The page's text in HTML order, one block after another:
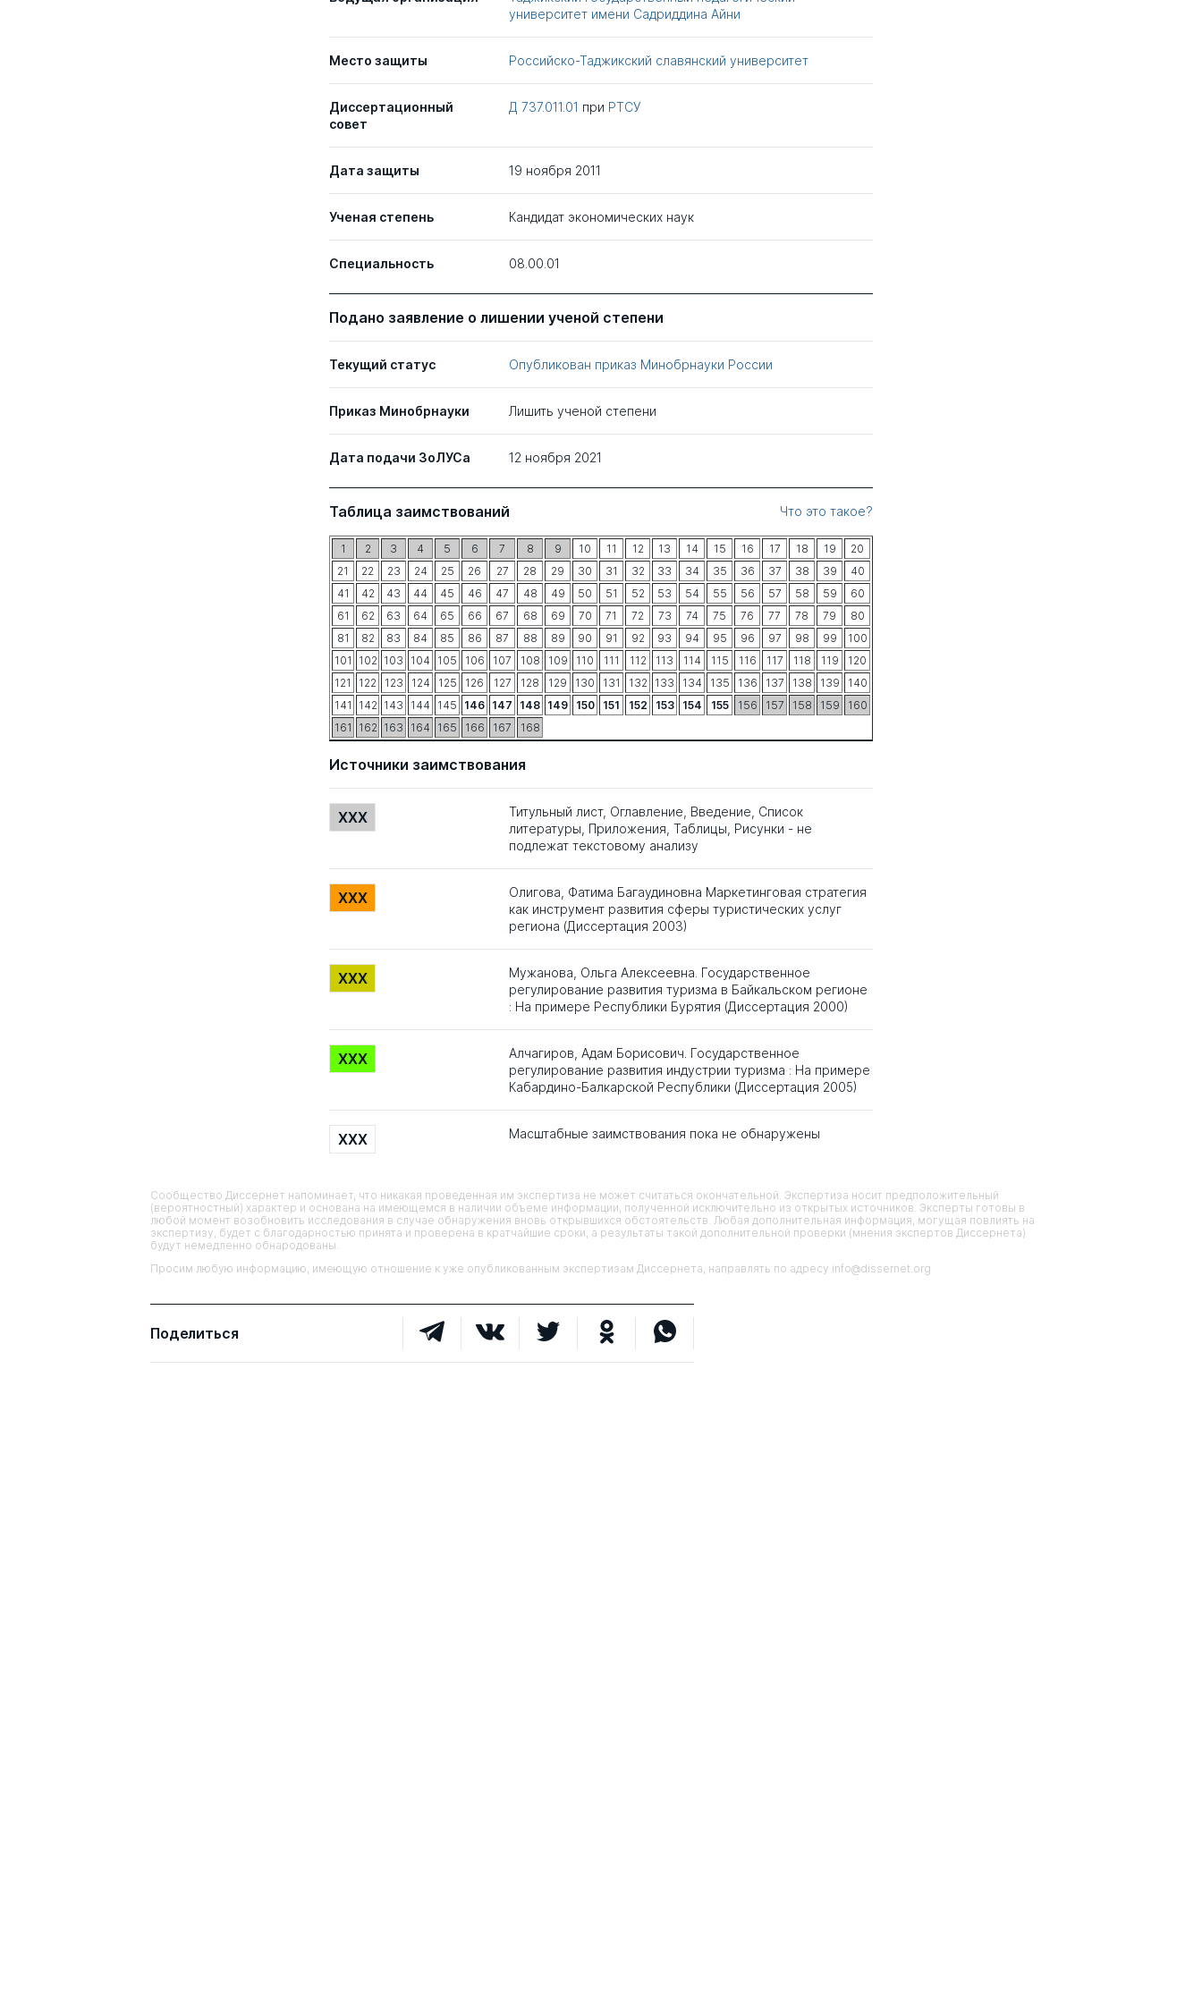
университет имени Садриддина Айни
Место защиты Российско-Таджикский славянский университет
Диссертационный
совет
Д 737.011.01 при РТСУ
Дата защиты 19 ноября 2011
Ученая степень Кандидат экономических наук
Специальность 08.00.01
Подано заявление о лишении ученой степени
Текущий статус Опубликован приказ Минобрнауки России
Приказ Минобрнауки Лишить ученой степени
Дата подачи ЗоЛУСа 12 ноября 2021
Таблица заимствований Что это такое?
1 2 3 4 5 6 7 8 9 10 11 12 13 14 15 16 17 18 19
20
21
22 23 24 25 26 27 28 29 30 31 32 33 34 35 36 37 38 39
40
41
42 43 44 45 46 47 48 49 50 51 52 53 54 55 56 57 58 59
60
61
62 63 64 65 66 67 68 69 70 71 72 73 74 75 76 77 78 79
80
81
82 83 84 85 86 87 88 89 90 91 92 93 94 95 96 97 98 99
100
101
102 103 104 105 106 107 108 109 110 111 112 113 114 115 116 117 118 119
120
121
122 123 124 125 126 127 128 129 130 131 132 133 134 135 136 137 138 139
140
141
142 143 144 145 146 147 148 149 150 151 152 153 154 155 156 157 158 159
160
161
162 163 164 165 166 167 168
Источники заимствования
XXX
Титульный лист, Оглавление, Введение, Список
литературы, Приложения, Таблицы, Рисунки - не
подлежат текстовому анализу
XXX
Олигова, Фатима Багаудиновна Маркетинговая стратегия
как инструмент развития сферы туристических услуг
региона (Диссертация 2003)
XXX
Мужанова, Ольга Алексеевна. Государственное
регулирование развития туризма в Байкальском регионе
: На примере Республики Бурятия (Диссертация 2000)
XXX
Алчагиров, Адам Борисович. Государственное
регулирование развития индустрии туризма : На примере
Кабардино-Балкарской Республики (Диссертация 2005)
XXX Масштабные заимствования пока не обнаружены
Сообщество Диссернет напоминает, что никакая проведенная им экспертиза не может считаться окончательной. Экспертиза носит предположительный
(вероятностный) характер и основана на имеющемся в наличии объеме информации, полученной исключительно из открытых источников. Эксперты готовы в
любой момент возобновить исследования в случае обнаружения вновь открывшихся обстоятельств. Любая дополнительная информация, могущая повлиять на
экспертизу, будет с благодарностью принята и проверена в кратчайшие сроки, а результаты такой дополнительной проверки (мнения экспертов Диссернета)
будут немедленно обнародованы.
Просим любую информацию, имеющую отношение к уже опубликованным экспертизам Диссернета, направлять по адресу info@dissernet.org
Поделиться